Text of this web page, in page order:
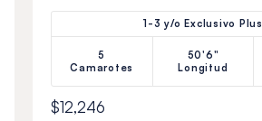
1-3 y/o Exclusivo Plus
5
Camarotes
50'6"
Longitud
$12,246